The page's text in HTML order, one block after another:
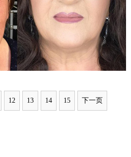
12 13 14 15 下一页